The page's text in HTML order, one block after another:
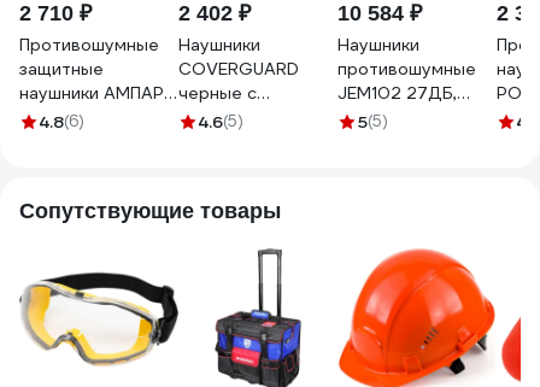
2 710 ₽
Противошумные
защитные
наушники АМПАРО
32 Дб ПРЕСТИЖ
4.8(6)
2 402 ₽
Наушники
COVERGUARD
черные с
салатовым
4.6(5)
10 584 ₽
Наушники
противошумные
JEM102 27ДБ,
20шт Jeta Safety
5(5)
2
4.8
Сопутствующие товары